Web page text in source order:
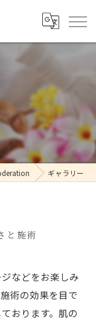
ギャラリー
と施術
などをお楽しみ
術の効果を目で
おります。肌の